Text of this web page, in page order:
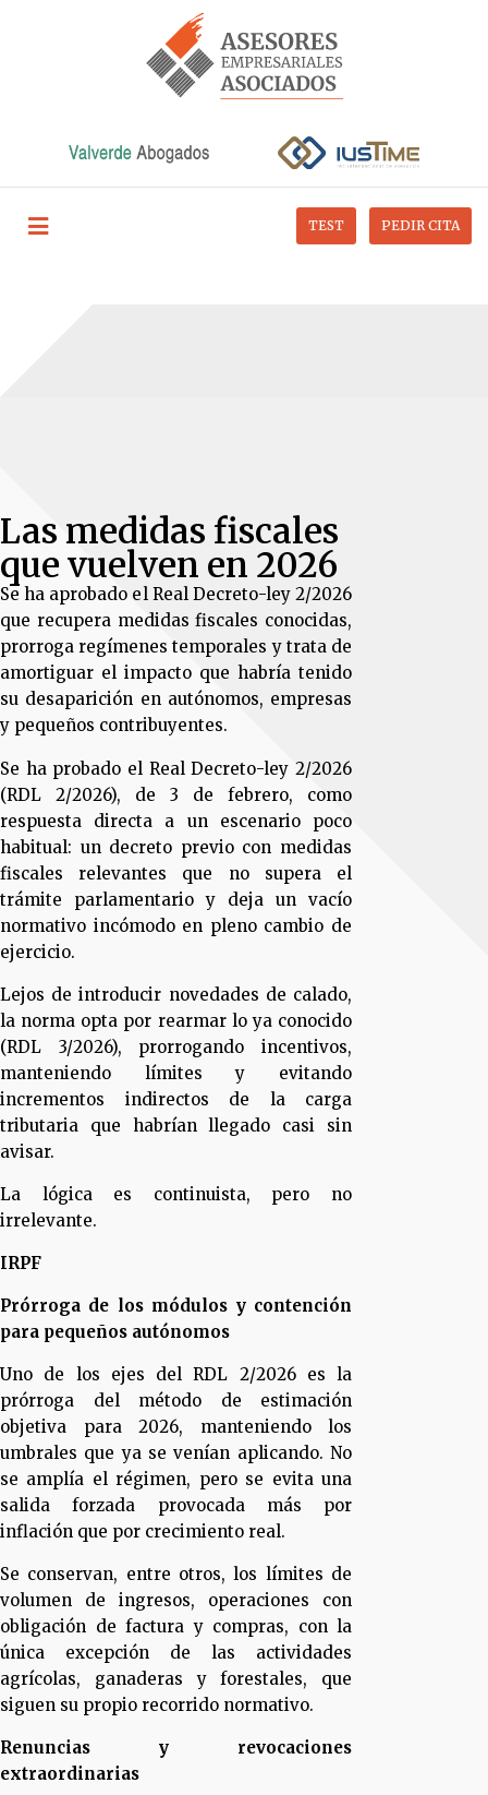
TEST PEDIR CITA
Las medidas fiscales
que vuelven en 2026
Se ha aprobado el Real Decreto-ley 2/2026
que recupera medidas fiscales conocidas,
prorroga regímenes temporales y trata de
amortiguar el impacto que habría tenido
su desaparición en autónomos, empresas
y pequeños contribuyentes.
Se ha probado el Real Decreto-ley 2/2026
(RDL 2/2026), de 3 de febrero, como
respuesta directa a un escenario poco
habitual: un decreto previo con medidas
fiscales relevantes que no supera el
trámite parlamentario y deja un vacío
normativo incómodo en pleno cambio de
ejercicio.
Lejos de introducir novedades de calado,
la norma opta por rearmar lo ya conocido
(RDL 3/2026), prorrogando incentivos,
manteniendo límites y evitando
incrementos indirectos de la carga
tributaria que habrían llegado casi sin
avisar.
La lógica es continuista, pero no
irrelevante.
IRPF
Prórroga de los módulos y contención
para pequeños autónomos
Uno de los ejes del RDL 2/2026 es la
prórroga del método de estimación
objetiva para 2026, manteniendo los
umbrales que ya se venían aplicando. No
se amplía el régimen, pero se evita una
salida forzada provocada más por
inflación que por crecimiento real.
Se conservan, entre otros, los límites de
volumen de ingresos, operaciones con
obligación de factura y compras, con la
única excepción de las actividades
agrícolas, ganaderas y forestales, que
siguen su propio recorrido normativo.
Renuncias y revocaciones
extraordinarias